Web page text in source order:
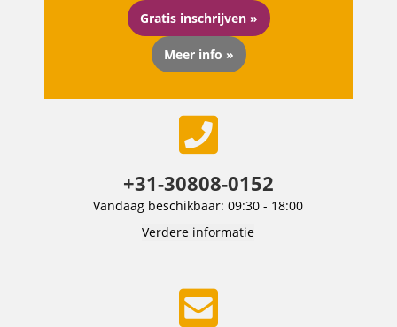
Gratis inschrijven »
Meer info »
+31-30808-0152
Vandaag beschikbaar: 09:30 - 18:00
Verdere informatie